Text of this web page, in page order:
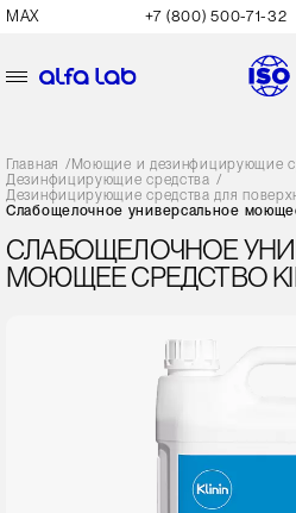
MAX +7 (800) 500-71-32
Главная /Моющие и дезинфицирующие
Дезинфицирующие средства /
Дезинфицирующие средства для
Слабощелочное универсальное
СЛАБОЩЕЛОЧНОЕ
МОЮЩЕЕ СРЕДСТВО